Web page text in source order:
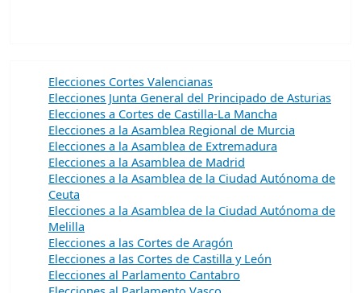
Elecciones Cortes Valencianas
Elecciones Junta General del Principado de Asturias
Elecciones a Cortes de Castilla-La Mancha
Elecciones a la Asamblea Regional de Murcia
Elecciones a la Asamblea de Extremadura
Elecciones a la Asamblea de Madrid
Elecciones a la Asamblea de la Ciudad Autónoma de
Ceuta
Elecciones a la Asamblea de la Ciudad Autónoma de
Melilla
Elecciones a las Cortes de Aragón
Elecciones a las Cortes de Castilla y León
Elecciones al Parlamento Cantabro